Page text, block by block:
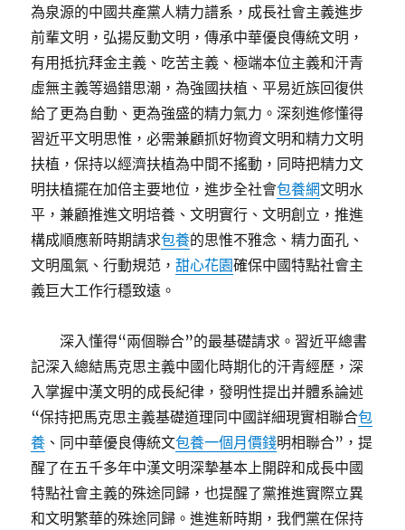
為泉源的中國共產黨人精力譜系，成長社會主義進步
前輩文明，弘揚反動文明，傳承中華優良傳統文明，
有用抵抗拜金主義、吃苦主義、極端本位主義和汗青
虛無主義等過錯思潮，為強國扶植、平易近族回復供
給了更為自動、更為強盛的精力氣力。深刻進修懂得
習近平文明思惟，必需兼顧抓好物資文明和精力文明
扶植，保持以經濟扶植為中間不搖動，同時把精力文
明扶植擺在加倍主要地位，進步全社會包養網文明水
平，兼顧推進文明培養、文明實行、文明創立，推進
構成順應新時期請求包養的思惟不雅念、精力面孔、
文明風氣、行動規范，甜心花園確保中國特點社會主
義巨大工作行穩致遠。
深入懂得“兩個聯合”的最基礎請求。習近平總書
記深入總結馬克思主義中國化時期化的汗青經歷，深
入掌握中漢文明的成長紀律，發明性提出并體系論述
“保持把馬克思主義基礎道理同中國詳細現實相聯合包
養 、同中華優良傳統文包養一個月價錢明相聯合”，提
醒了在五千多年中漢文明深摯基本上開辟和成長中國
特點社會主義的殊途同歸，也提醒了黨推進實際立異
和文明繁華的殊途同歸。進進新時期，我們黨在保持